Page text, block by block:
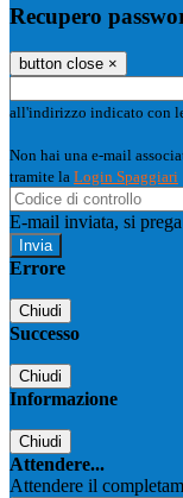
Recupero
button close ×
all'indirizzo indicato con
Non hai una e-mail
tramite la Login Spaggiari
E-mail inviata, si
Errore
Chiudi
Successo
Chiudi
Informazione
Chiudi
Attendere...
Attendere il